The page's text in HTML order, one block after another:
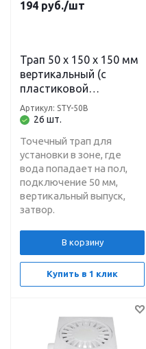
194 руб./шт
Трап 50 х 150 х 150 мм
вертикальный (с
пластиковой
решеткой) STY-50В
26 шт.
Артикул: STY-50В
Точечный трап для
установки в зоне, где
вода попадает на пол,
подключение 50 мм,
вертикальный выпуск,
затвор.
В корзину
Купить в 1 клик